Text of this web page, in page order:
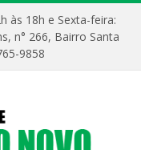
às 18h e Sexta-feira:
n° 266, Bairro Santa
9858